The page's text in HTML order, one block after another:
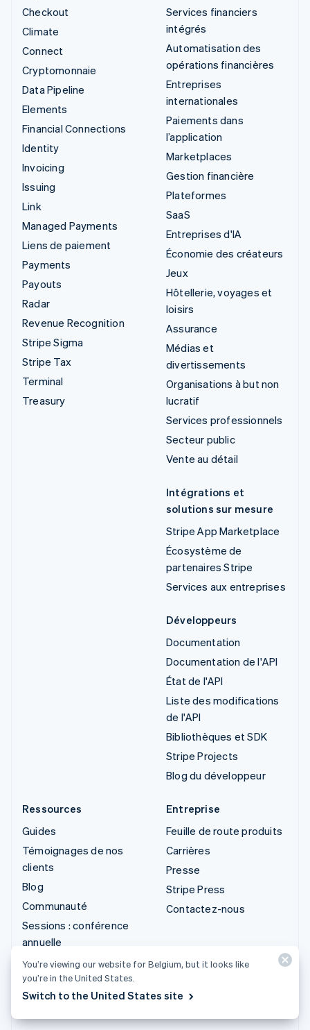
Checkout
Climate
Connect
Cryptomonnaie
Data Pipeline
Elements
Financial Connections
Identity
Invoicing
Issuing
Link
Managed Payments
Liens de paiement
Payments
Payouts
Radar
Revenue Recognition
Stripe Sigma
Stripe Tax
Terminal
Treasury
Services financiers
intégrés
Automatisation des
opérations financières
Entreprises
internationales
Paiements dans
l’application
Marketplaces
Gestion financière
Plateformes
SaaS
Entreprises d'IA
Économie des créateurs
Jeux
Hôtellerie, voyages et
loisirs
Assurance
Médias et
divertissements
Organisations à but non
lucratif
Services professionnels
Secteur public
Vente au détail
Intégrations et
solutions sur mesure
Stripe App Marketplace
Écosystème de
partenaires Stripe
Services aux entreprises
Développeurs
Documentation
Documentation de l'API
État de l'API
Liste des modifications
de l'API
Bibliothèques et SDK
Stripe Projects
Blog du développeur
Ressources
Guides
Témoignages de nos
clients
Blog
Communauté
Sessions : conférence
annuelle
Confidentialité et
conditions générales
Activités interdites ou
Entreprise
Feuille de route produits
Carrières
Presse
Stripe Press
Contactez-nous
You’re viewing our website for Belgium, but it looks like
you’re in the United States.
Switch to the United States site